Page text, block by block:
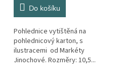
Do košíku
Pohlednice vytištěná na
pohlednicový karton, s
ilustracemi od Markéty
Jinochové. Rozměry: 10,5...